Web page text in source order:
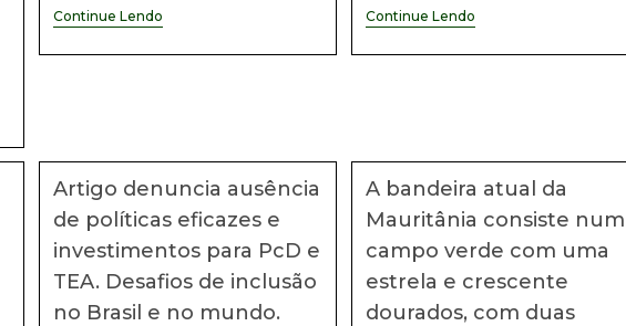
Continue Lendo
Congresso
Pan-
África
Diáspora
Para
Renovar
O
Pan-
Africanismo
Continue Lendo
Africanas
#32
Artigo denuncia ausência
de políticas eficazes e
investimentos para PcD e
TEA. Desafios de inclusão
no Brasil e no mundo.
A bandeira atual da
Mauritânia consiste num
campo verde com uma
estrela e crescente
dourados, com duas